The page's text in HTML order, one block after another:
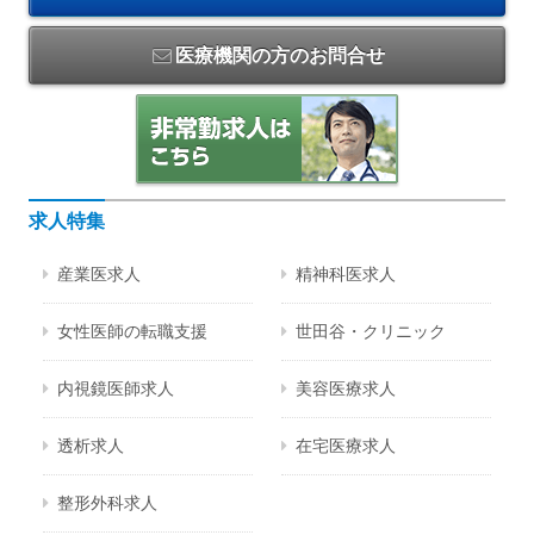
医療機関の方のお問合せ
求人特集
産業医求人 精神科医求人
女性医師の転職支援 世田谷・クリニック
内視鏡医師求人 美容医療求人
透析求人 在宅医療求人
整形外科求人